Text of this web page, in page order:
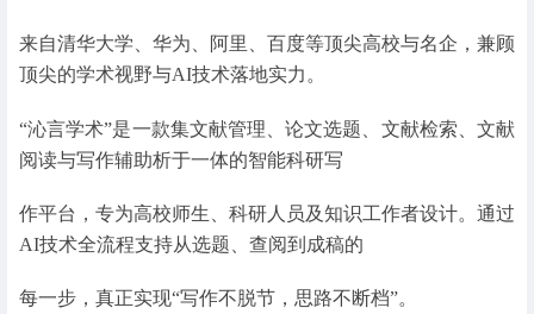
来自清华大学、华为、阿里、百度等顶尖高校与名企，兼顾
顶尖的学术视野与AI技术落地实力。
“沁言学术”是一款集文献管理、论文选题、文献检索、文献
阅读与写作辅助析于一体的智能科研写
作平台，专为高校师生、科研人员及知识工作者设计。通过
AI技术全流程支持从选题、查阅到成稿的
每一步，真正实现“写作不脱节，思路不断档”。